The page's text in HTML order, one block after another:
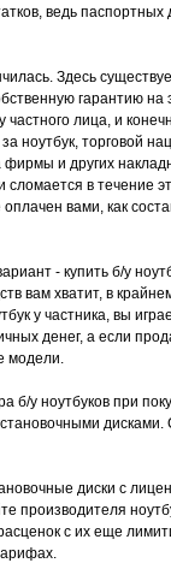
ведь
Здесь
гарантию
лица, и
ноутбук, торговой
и других
сломается в течение
вами, как
- купить б/у
вам хватит, в
у частника, вы
денег, а если
модели.
у ноутбуков при
диски с
производителя
с их еще